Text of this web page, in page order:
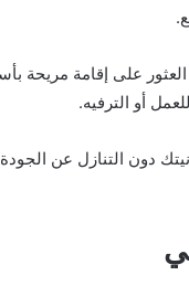
العثور على إقامة
أو الترفيه.
دون التنازل عن الجودة